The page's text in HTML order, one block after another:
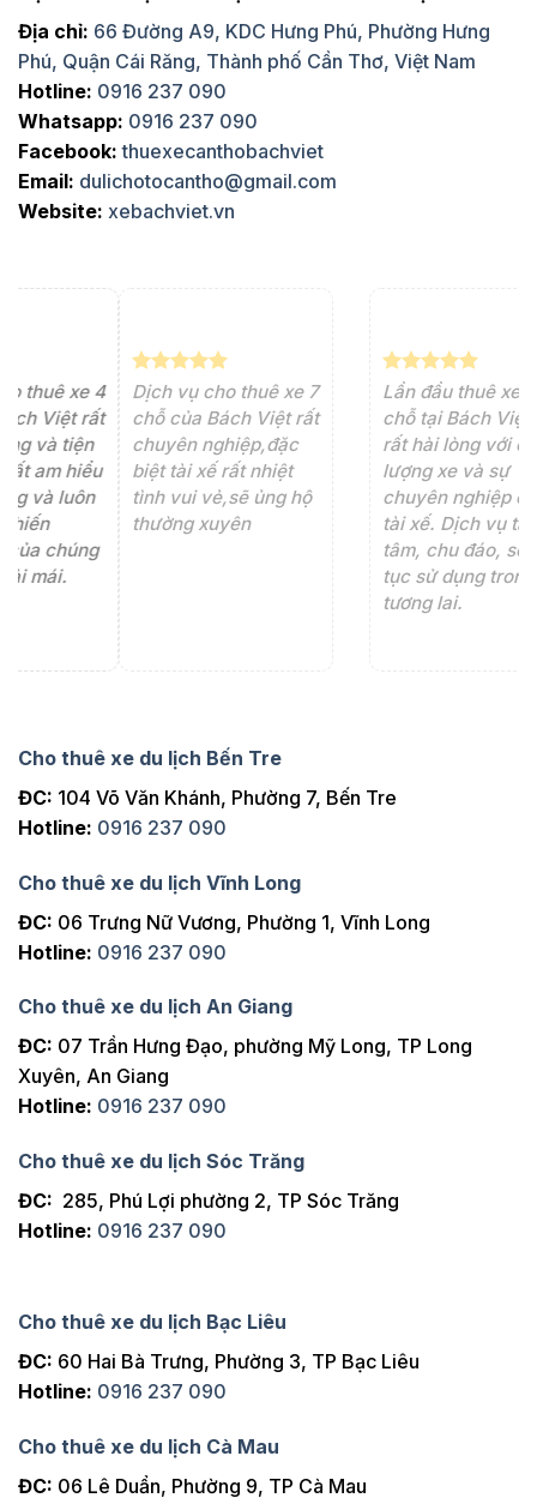
Địa chỉ: 66 Đường A9, KDC Hưng Phú, Phường Hưng
Phú, Quận Cái Răng, Thành phố Cần Thơ, Việt Nam
Hotline: 0916 237 090
Whatsapp: 0916 237 090
Facebook: thuexecanthobachviet
Email: dulichotocantho@gmail.com
Website: xebachviet.vn
Dịch vụ cho thuê xe 7
chỗ của Bách Việt rất
chuyên nghiệp,đặc
biệt tài xế rất nhiệt
tình vui vẻ,sẽ ủng hộ
thường xuyên
Lần đầu thuê xe 16
chỗ tại Bách Việt, tôi
rất hài lòng với chất
lượng xe và sự
chuyên nghiệp của
tài xế. Dịch vụ tận
tâm, chu đáo, sẽ tiếp
tục sử dụng trong
4
Cho thuê xe du lịch Bến Tre
ĐC: 104 Võ Văn Khánh, Phường 7, Bến Tre
Hotline: 0916 237 090
Cho thuê xe du lịch Vĩnh Long
ĐC: 06 Trưng Nữ Vương, Phường 1, Vĩnh Long
Hotline: 0916 237 090
Cho thuê xe du lịch An Giang
ĐC: 07 Trần Hưng Đạo, phường Mỹ Long, TP Long
Xuyên, An Giang
Hotline: 0916 237 090
Cho thuê xe du lịch Sóc Trăng
ĐC: 285, Phú Lợi phường 2, TP Sóc Trăng
Hotline: 0916 237 090
Cho thuê xe du lịch Bạc Liêu
ĐC: 60 Hai Bà Trưng, Phường 3, TP Bạc Liêu
Hotline: 0916 237 090
Cho thuê xe du lịch Cà Mau
ĐC: 06 Lê Duẩn, Phường 9, TP Cà Mau